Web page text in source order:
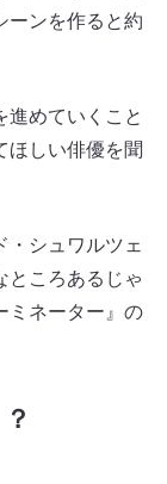
ーンを作ると約
進めていくこと
ほしい俳優を聞
・シュワルツェ
ところあるじゃ
ミネーター』の